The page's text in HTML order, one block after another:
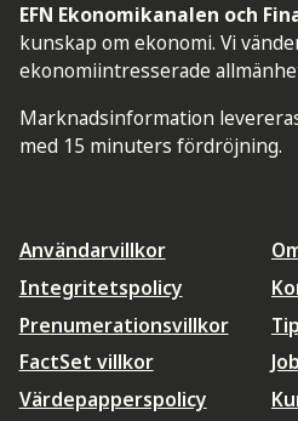
EFN Ekonomikanalen och
kunskap om ekonomi. Vi
ekonomiintresserade
Marknadsinformation
med 15 minuters fördröjning.
Användarvillkor
Integritetspolicy
Prenumerationsvillkor
FactSet villkor
Värdepapperspolicy